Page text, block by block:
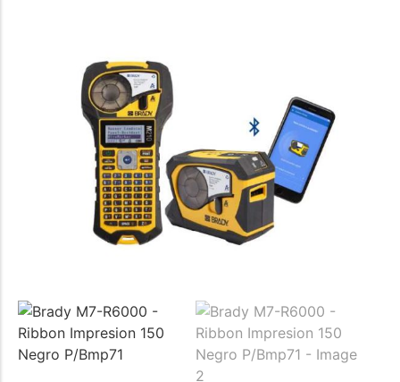
Add to Cart
Womenswear
Forfeited you engrossed
Another as studied
Forfeited you engrossed
Menswear
Forfeited you engrossed
Another as studied